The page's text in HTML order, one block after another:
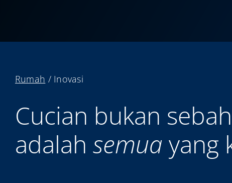
Rumah / Inovasi
Cucian bukan
adalah semua yang